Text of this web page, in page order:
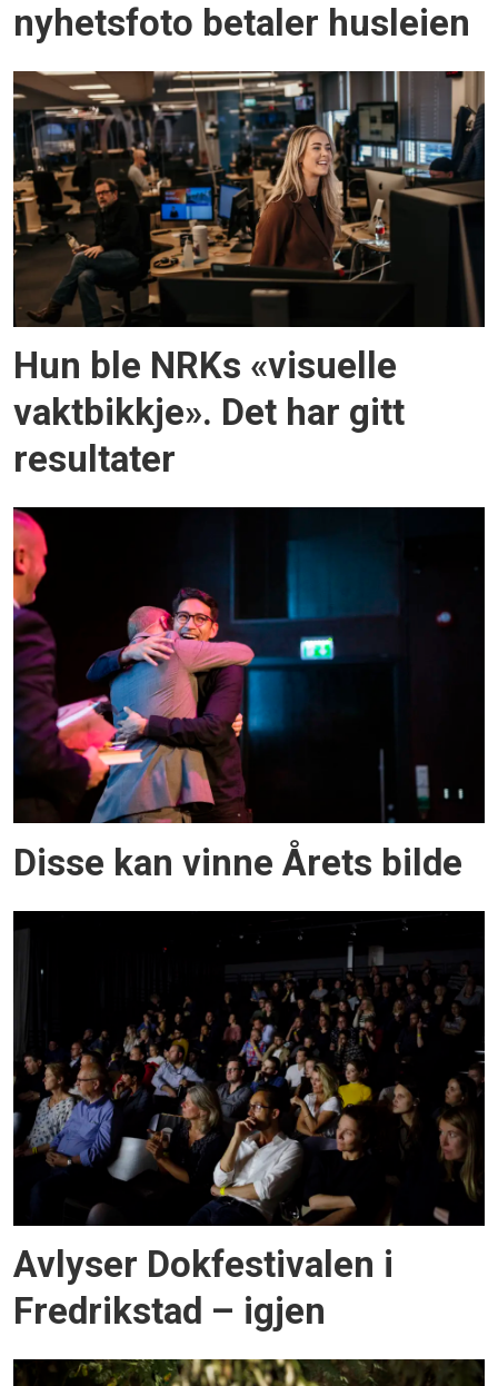
nyhetsfoto betaler husleien
Hun ble NRKs «visuelle
vaktbikkje». Det har gitt
resultater
Disse kan vinne Årets bilde
Avlyser Dokfestivalen i
Fredrikstad – igjen